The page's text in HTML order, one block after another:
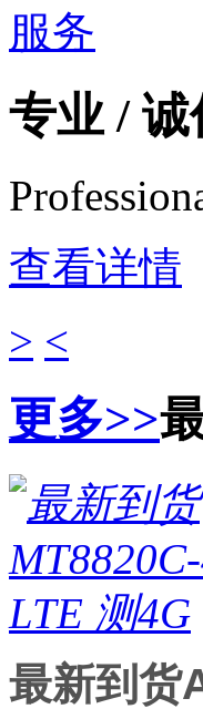
专业 /
查看详情
> <
更多>>
最新到货